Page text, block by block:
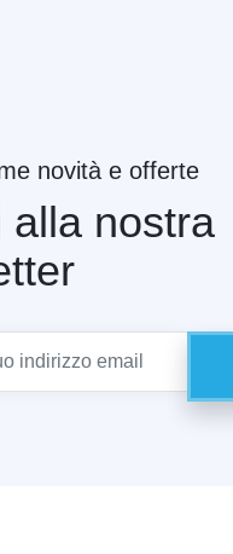
novità e offerte
alla nostra